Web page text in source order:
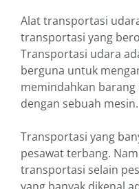
Alat transportasi
transportasi yang
Transportasi udara
berguna untuk
memindahkan
dengan sebuah mesin.
Transportasi yang
pesawat terbang.
transportasi selain